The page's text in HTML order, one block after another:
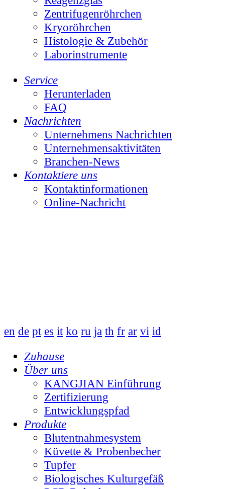
Zentrifugenröhrchen
Kryoröhrchen
Histologie & Zubehör
Laborinstrumente
Service
Herunterladen
FAQ
Nachrichten
Unternehmens Nachrichten
Unternehmensaktivitäten
Branchen-News
Kontaktiere uns
Kontaktinformationen
Online-Nachricht
en de pt es it ko ru ja th fr ar vi id
Zuhause
Über uns
KANGJIAN Einführung
Zertifizierung
Entwicklungspfad
Produkte
Blutentnahmesystem
Küvette & Probenbecher
Tupfer
Biologisches Kulturgefäß